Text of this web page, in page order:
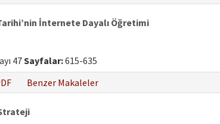
İnternete Dayalı Öğretimi
47Sayfalar:615-635
Benzer Makaleler